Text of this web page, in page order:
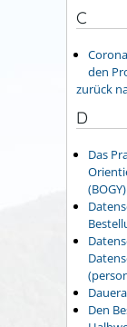
C
den
zurück
D
Das
(BOGY)
Den